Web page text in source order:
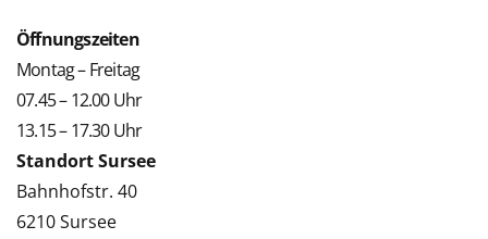
Öffnungszeiten
Montag – Freitag
07.45 – 12.00 Uhr
13.15 – 17.30 Uhr
Standort Sursee
Bahnhofstr. 40
6210 Sursee